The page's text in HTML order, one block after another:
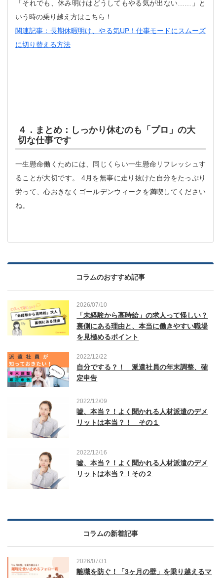
「それでも、休み明けはどうしてもやる気が出ない……」と
いう時の乗り越え方はこちら！
関連記事：長期休暇明け、やる気UP！仕事モードにスムーズ
に切り替える方法
４．まとめ：しっかり休むのも「プロ」の大
切な仕事です
一生懸命働くためには、同じくらい一生懸命リフレッシュす
ることが大切です。 4月を無事に走り抜けた自分をたっぷり
労って、心おきなくゴールデンウィークを満喫してください
ね。
コラムのおすすめ記事
2026/07/10
「未経験から高時給」の求人って怪しい？
裏側にある理由と、本当に働きやすい職場
を見極めるポイント
2022/12/22
自分でする？！ 派遣社員の年末調整、確
定申告
2022/12/09
嘘、本当？！よく聞かれる人材派遣のデメ
リットは本当？！ その１
2022/12/16
嘘、本当？！よく聞かれる人材派遣のデメ
リットは本当？！その２
コラムの新着記事
2026/07/31
離職を防ぐ！「3ヶ月の壁」を乗り越えるマ